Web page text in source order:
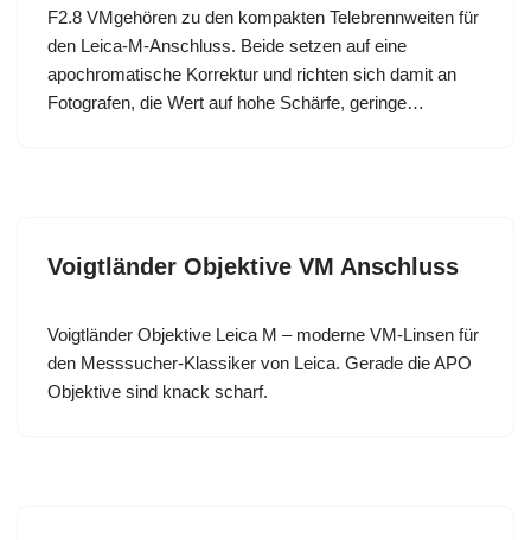
F2.8 VMgehören zu den kompakten Telebrennweiten für
den Leica-M-Anschluss. Beide setzen auf eine
apochromatische Korrektur und richten sich damit an
Fotografen, die Wert auf hohe Schärfe, geringe…
Voigtländer Objektive VM Anschluss
Voigtländer Objektive Leica M – moderne VM-Linsen für
den Messsucher-Klassiker von Leica. Gerade die APO
Objektive sind knack scharf.